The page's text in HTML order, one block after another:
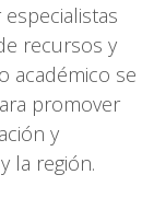
recursos y
académico se
promover
y
la región.